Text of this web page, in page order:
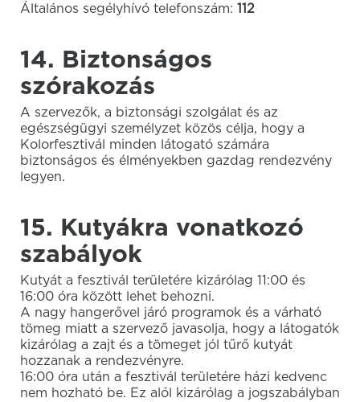
Általános segélyhívó telefonszám: 112
14. Biztonságos
szórakozás
A szervezők, a biztonsági szolgálat és az
egészségügyi személyzet közös célja, hogy a
Kolorfesztivál minden látogató számára
biztonságos és élményekben gazdag rendezvény
legyen.
15. Kutyákra vonatkozó
szabályok
Kutyát a fesztivál területére kizárólag 11:00 és
16:00 óra között lehet behozni.
A nagy hangerővel járó programok és a várható
tömeg miatt a szervező javasolja, hogy a látogatók
kizárólag a zajt és a tömeget jól tűrő kutyát
hozzanak a rendezvényre.
16:00 óra után a fesztivál területére házi kedvenc
nem hozható be. Ez alól kizárólag a jogszabályban